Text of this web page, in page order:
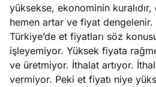
yüksekse, ekonominin
hemen artar ve fiyat dengelenir.
Türkiye’de et fiyatları söz
işleyemiyor. Yüksek fiyata
ve üretmiyor. İthalat artıyor.
vermiyor. Peki et fiyatı niye